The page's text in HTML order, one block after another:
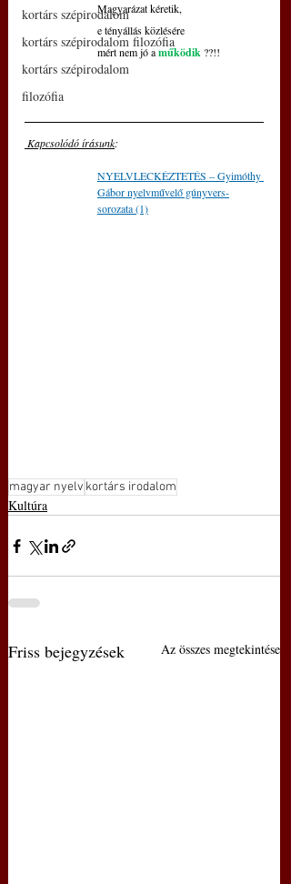
kortárs szépirodalom
kortárs szépirodalom filozófia
kortárs szépirodalom
filozófia
Magyarázat kéretik,
e tényállás közlésére
mért nem jó a működik ??!!
Kapcsolódó írásunk:
NYELVLECKÉZTETÉS – Gyimóthy
Gábor nyelvművelő gúnyvers-
sorozata (1)
magyar nyelv kortárs irodalom
Kultúra
Friss bejegyzések Az összes megtekintése